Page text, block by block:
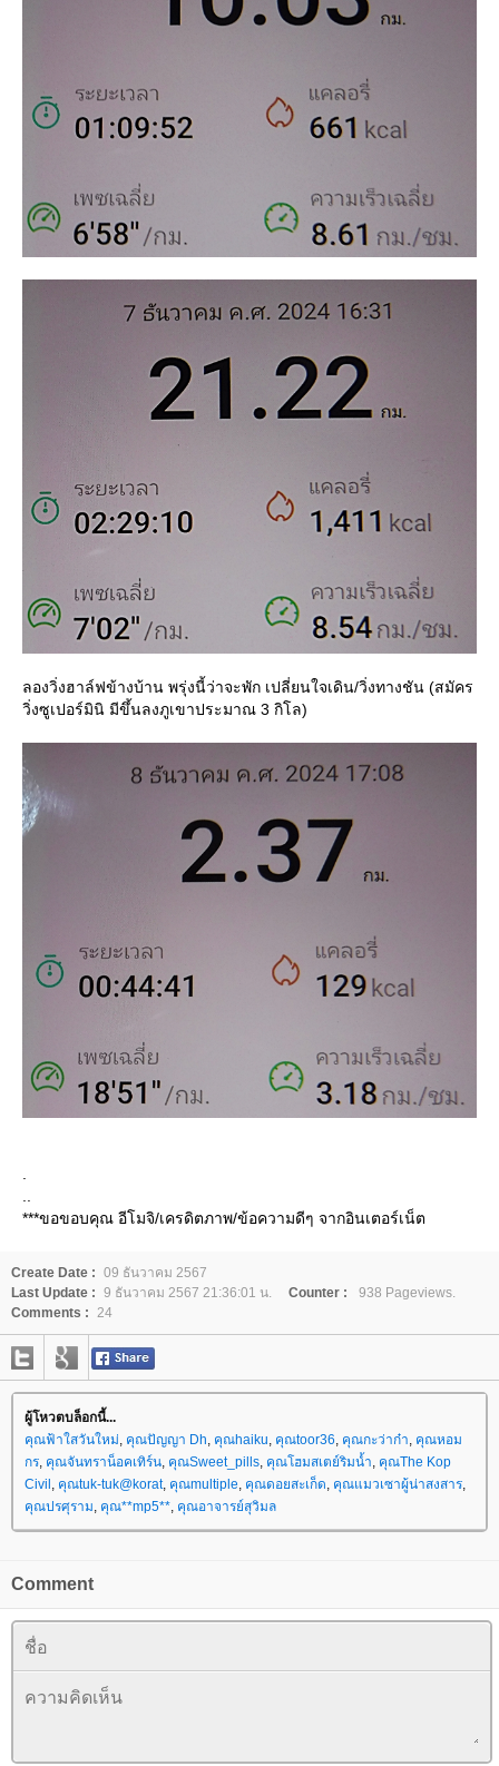
ลองวิ่งฮาล์ฟข้างบ้าน พรุ่งนี้ว่าจะพัก เปลี่ยนใจเดิน/วิ่งทางชัน (สมัคร
วิ่งซูเปอร์มินิ มีขึ้นลงภูเขาประมาณ 3 กิโล)
***ขอขอบคุณ อีโมจิ/เครดิตภาพ/ข้อความดีๆ จากอินเตอร์เน็ต
Create Date : 09 ธันวาคม 2567
Last Update : 9 ธันวาคม 2567 21:36:01 น. Counter :
938 Pageviews.
Comments : 24
ผู้โหวตบล็อกนี้...
คุณฟ้าใสวันใหม่, คุณปัญญา Dh, คุณhaiku, คุณtoor36, คุณกะว่าก๋า, คุณหอม
กร, คุณจันทราน็อคเทิร์น, คุณSweet_pills, คุณโฮมสเตย์ริมน้ำ, คุณThe Kop
Civil , คุณtuk-tuk@korat, คุณmultiple, คุณดอยสะเก็ด, คุณแมวเซาผู้น่าสงสาร,
คุณปรศุราม, คุณ**mp5**, คุณอาจารย์สุวิมล
Comment